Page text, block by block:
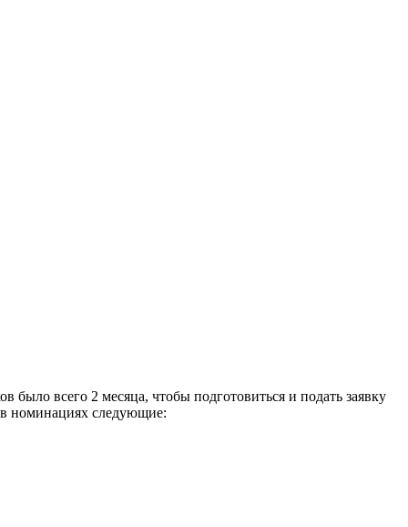
было всего 2 месяца, чтобы подготовиться и подать заявку
в номинациях следующие: